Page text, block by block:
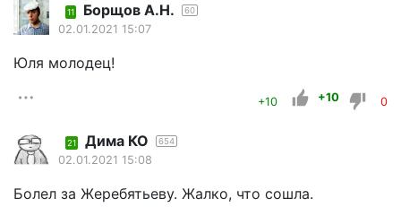
11 Борщов А.Н. 60
02.01.2021 15:07
Юля молодец!
+10 +10 0
21 Дима КО 654
02.01.2021 15:08
Болел за Жеребятьеву. Жалко, что сошла.